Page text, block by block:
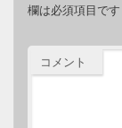
欄は必須項目です
コメント